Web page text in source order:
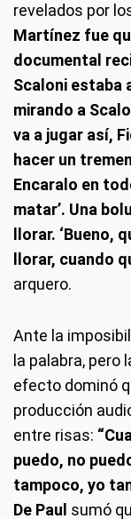
revelados por
Martínez fue
documental
Scaloni estaba
mirando a
va a jugar así,
hacer un
Encaralo en
matar’. Una
llorar. ‘Bueno,
llorar, cuando
arquero.
Ante la
la palabra,
efecto dominó
producción
entre risas:
puedo, no
tampoco, yo
De Paul sumó